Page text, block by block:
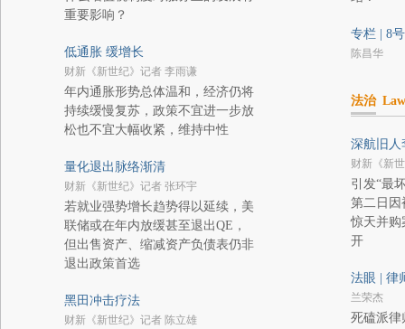
重要影响？
低通胀 缓增长
财新《新世纪》记者 李雨谦
年内通胀形势总体温和，经济仍将
持续缓慢复苏，政策不宜进一步放
松也不宜大幅收紧，维持中性
量化退出脉络渐清
财新《新世纪》记者 张环宇
若就业强势增长趋势得以延续，美
联储或在年内放缓甚至退出QE，
但出售资产、缩减资产负债表仍非
退出政策首选
黑田冲击疗法
财新《新世纪》记者 陈立雄
专栏 | 8
陈昌华
法治 Law
深航旧人
财新《新
引发“最
第二日因
惊天并购
开
法眼 | 律
兰荣杰
死磕派律